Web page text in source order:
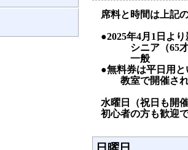
席料と時間は上記
●2025年4月1日よ
シニア（65才以
一般 平日回
●無料券は平日用
教室で開催され
水曜日（祝日も開
初心者の方も歓迎